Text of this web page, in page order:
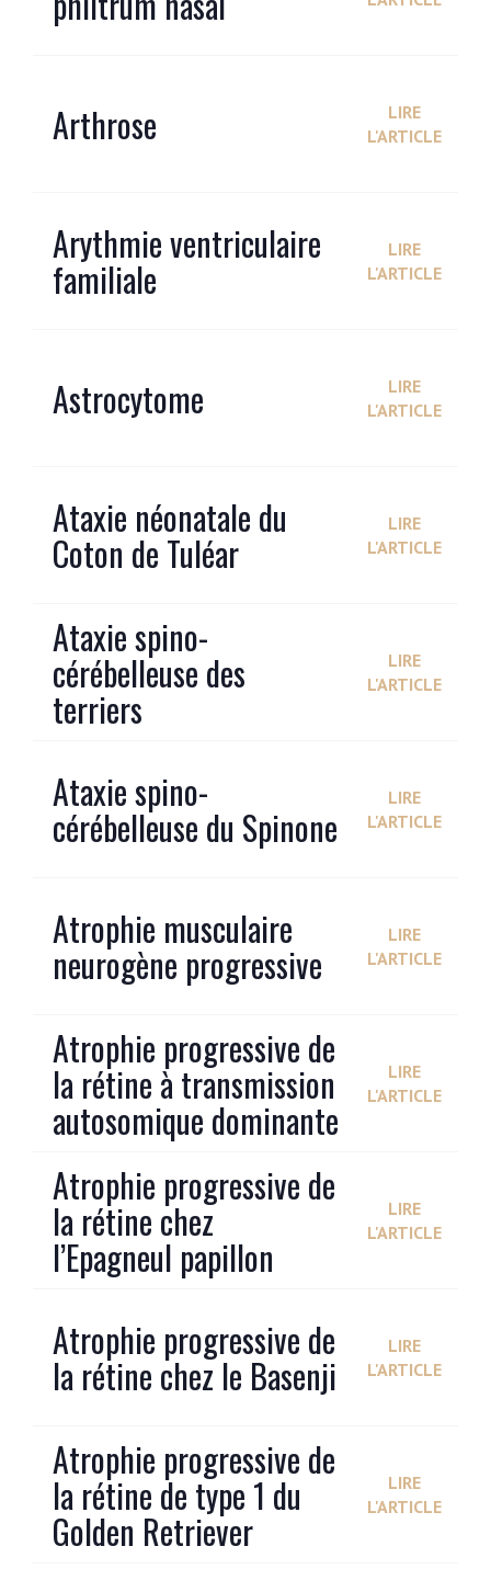
Arthrose
LIRE
L'ARTICLE
Arythmie ventriculaire
familiale
LIRE
L'ARTICLE
Astrocytome
LIRE
L'ARTICLE
Ataxie néonatale du
Coton de Tuléar
LIRE
L'ARTICLE
Ataxie spino-
cérébelleuse des
terriers
LIRE
L'ARTICLE
Ataxie spino-
cérébelleuse du Spinone
LIRE
L'ARTICLE
Atrophie musculaire
neurogène progressive
LIRE
L'ARTICLE
Atrophie progressive de
la rétine à transmission
autosomique dominante
LIRE
L'ARTICLE
Atrophie progressive de
la rétine chez
l’Epagneul papillon
LIRE
L'ARTICLE
Atrophie progressive de
la rétine chez le Basenji
LIRE
L'ARTICLE
Atrophie progressive de
la rétine de type 1 du
Golden Retriever
LIRE
L'ARTICLE